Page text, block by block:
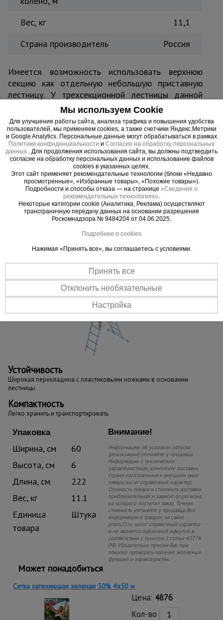
Вес, кг
11,1
Страна производитель
Россия
Имеется возможность использовать верхнюю
секцию как отдельную небольшую приставную
лестницу. У трехсекционной лестницы данной
серии предусмотрены пластиковые ребристые
накладки в 4-х местах прилегания к поверхности
на все случаи трансформации.
Важные преимущества –
эффективная работа
Надежность
Cпециальный алюминиевый сплав
Выдерживает нагрузку до 150 кг
Устойчивость
Широкая перекладина с пластиковыми ножками в основании
лестницы
Компактность
Легко хранить и транспортировать
Упаковка
Ширина, см
60
Высота, см
6
Длина, см
222
Вес, кг
11.1
Единица
товара
Штука
Внимание!
Информацию об условиях отпуска
(реализации) уточняйте у продавца.
Информация о технических
характеристиках, комплекте поставки,
стране изготовления и внешнем виде
товара носит справочный характер.
Стоимость товара и стоимость доставки
приблизительная и зависит от региона,
из которого поступил заказ. Точную
стоимость уточняйте у продавца. Вся
информация о товарах на сайте
prom23.ru носит справочный характер
и не является публичной офертой в
соответствии с пунктом 2 статьи 437 ГК
РФ. Убедительно просим Вас при
покупке проверять наличие желаемых
функций и характеристик.
Может понадобиться
Сетка затеняющая зеленая 50% 4х50 м
Цена: 4876
Кол-во
Мы используем Cookie
Для улучшения работы сайта, анализа трафика и повышения удобства
пользователей, мы применяем cookies, а также счетчики Яндекс.Метрики
и Google Analytics. Персональные данные могут обрабатываться в рамках
Политики конфиденциальности и Согласия на обработку персональных
данных . Для продолжения использования сайта, вы должны подтвердить
согласие на обработку персональных данных и использование файлов
cookies в указанных целях.
Этот сайт применяет рекомендательные технологии (блоки «Недавно
просмотренные», «Избранные товары», «Похожие товары»).
Подробности и способы отказа — на странице «Сведения о
рекомендательных технологиях».
Некоторые категории cookie (Аналитика, Реклама) осуществляют
трансграничную передачу данных на основании разрешения
Роскомнадзора № 9484204 от 04.06.2025.
Подробнее о cookies
Нажимая «Принять все», вы соглашаетесь с условиями.
Принять все
Отклонить необязательные
Настройка